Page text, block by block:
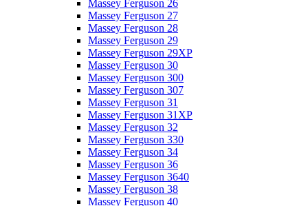
Massey Ferguson 26
Massey Ferguson 27
Massey Ferguson 28
Massey Ferguson 29
Massey Ferguson 29XP
Massey Ferguson 30
Massey Ferguson 300
Massey Ferguson 307
Massey Ferguson 31
Massey Ferguson 31XP
Massey Ferguson 32
Massey Ferguson 330
Massey Ferguson 34
Massey Ferguson 36
Massey Ferguson 3640
Massey Ferguson 38
Massey Ferguson 40